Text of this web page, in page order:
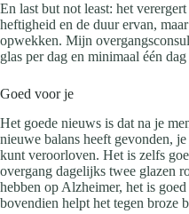
En last but not least: het
heftigheid en de duur ervan,
opwekken. Mijn
glas per dag en minimaal één
Goed voor je
Het goede nieuws is dat na je
nieuwe balans heeft gevonden,
kunt veroorloven. Het is zelfs
overgang dagelijks twee glazen
hebben op Alzheimer, het is
bovendien helpt het tegen broze